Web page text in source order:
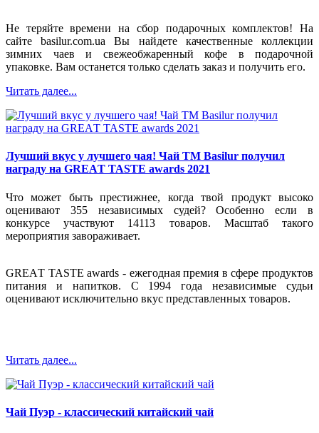
Не теряйте времени на сбор подарочных комплектов! На
сайте basilur.com.ua Вы найдете качественные коллекции
зимних чаев и свежеобжаренный кофе в подарочной
упаковке. Вам останется только сделать заказ и получить его.
Читать далее...
Лучший вкус у лучшего чая! Чай ТМ Basilur получил
награду на GREАT TASTE awards 2021
Что может быть престижнее, когда твой продукт высоко
оценивают 355 независимых судей? Особенно если в
конкурсе участвуют 14113 товаров. Масштаб такого
мероприятия завораживает.
GREАT TASTE awards - ежегодная премия в сфере продуктов
питания и напитков. С 1994 года независимые судьи
оценивают исключительно вкус представленных товаров.
Читать далее...
Чай Пуэр - классический китайский чай